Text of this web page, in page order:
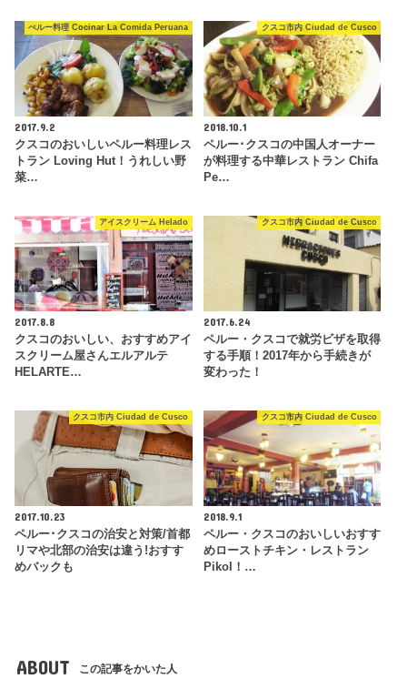
ぺルー料理 Cocinar La Comida Peruana
2017.9.2
クスコのおいしいペルー料理レス
トラン Loving Hut！うれしい野
菜…
クスコ市内 Ciudad de Cusco
2018.10.1
ペルー･クスコの中国人オーナー
が料理する中華レストラン Chifa
Pe…
アイスクリーム Helado
2017.8.8
クスコのおいしい、おすすめアイ
スクリーム屋さんエルアルテ
HELARTE…
クスコ市内 Ciudad de Cusco
2017.6.24
ペルー・クスコで就労ビザを取得
する手順！2017年から手続きが
変わった！
クスコ市内 Ciudad de Cusco
2017.10.23
ペルー･クスコの治安と対策/首都
リマや北部の治安は違う!おすす
めバックも
クスコ市内 Ciudad de Cusco
2018.9.1
ペルー・クスコのおいしいおすす
めローストチキン・レストラン
Pikol！…
ABOUT この記事をかいた人